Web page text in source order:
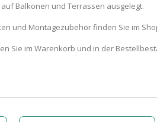
Balkonen und Terrassen ausgelegt.
und Montagezubehör finden Sie im
Sie im Warenkorb und in der